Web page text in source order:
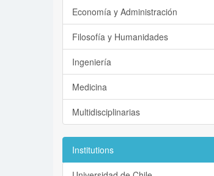
Economía y Administración
Filosofía y Humanidades
Ingeniería
Medicina
Multidisciplinarias
Institutions